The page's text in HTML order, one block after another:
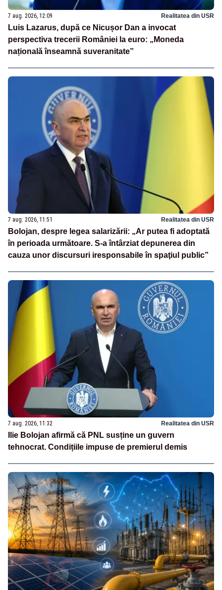
7 aug. 2026, 12:09 Realitatea din USR
Luis Lazarus, după ce Nicușor Dan a invocat
perspectiva trecerii României la euro: „Moneda
națională înseamnă suveranitate”
7 aug. 2026, 11:51 Realitatea din USR
Bolojan, despre legea salarizării: „Ar putea fi adoptată
în perioada următoare. S-a întârziat depunerea din
cauza unor discursuri iresponsabile în spaţiul public”
7 aug. 2026, 11:32 Realitatea din USR
Ilie Bolojan afirmă că PNL susține un guvern
tehnocrat. Condițiile impuse de premierul demis